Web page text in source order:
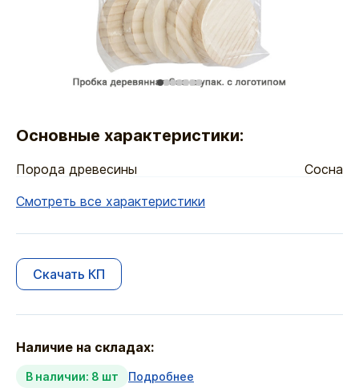
Основные характеристики:
Порода древесины
Сосна
Смотреть все характеристики
Скачать КП
Наличие на складах:
В наличии: 8 шт Подробнее